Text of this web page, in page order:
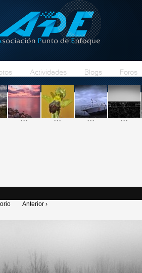
al contenido principal
Actividades Blogs Foros
... ... ... ...
Anterior ›